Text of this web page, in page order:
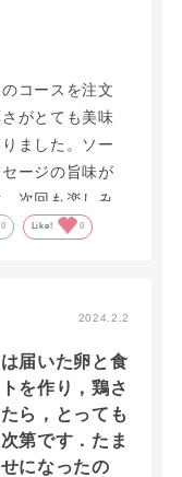
コースを注文
がとても美味
ました。ソー
ージの旨味が
次回も楽しみ
0 Like! 0
2024.2.2
届いた卵と食
を作り，鶏さ
ら，とっても
第です．たま
になったの